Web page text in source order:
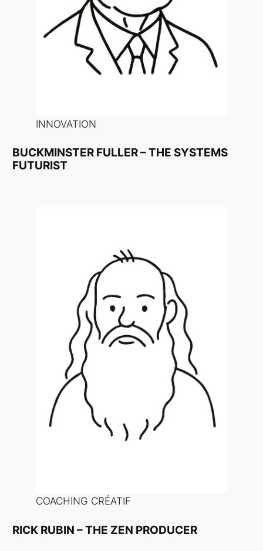
INNOVATION
BUCKMINSTER FULLER – THE SYSTEMS
FUTURIST
COACHING CRÉATIF
RICK RUBIN – THE ZEN PRODUCER